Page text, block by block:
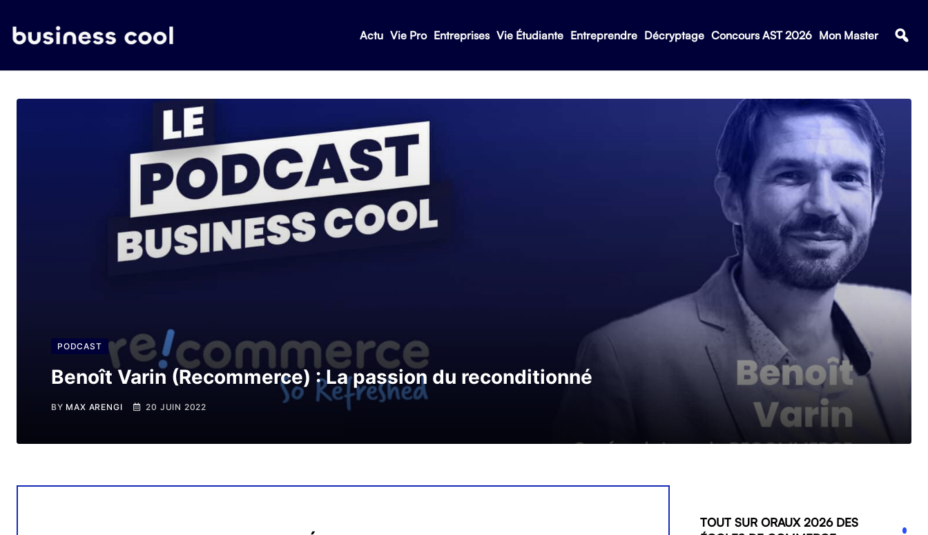
Actu Vie Pro Entreprises Vie Étudiante Entreprendre Décryptage Concours AST 2026 Mon Master
PODCAST
Benoît Varin (Recommerce) : La passion du reconditionné
BY MAX ARENGI 20 JUIN 2022
TOUT SUR ORAUX 2026 DES